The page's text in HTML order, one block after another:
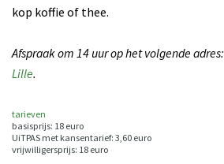
kop koffie of thee.
Afspraak om 14 uur op het volgende adres:
Lille.
tarieven
basisprijs: 18 euro
UiTPAS met kansentarief: 3,60 euro
vrijwilligersprijs: 18 euro